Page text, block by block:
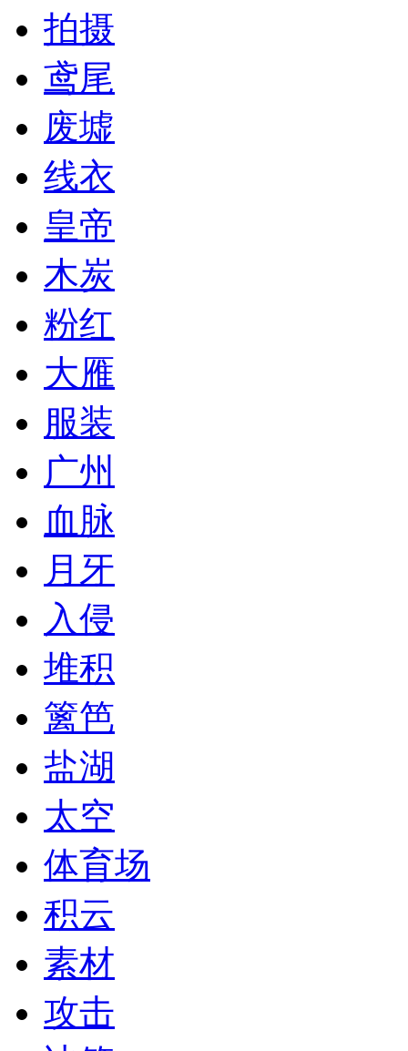
拍摄
鸢尾
废墟
线衣
皇帝
木炭
粉红
大雁
服装
广州
血脉
月牙
入侵
堆积
篱笆
盐湖
太空
体育场
积云
素材
攻击